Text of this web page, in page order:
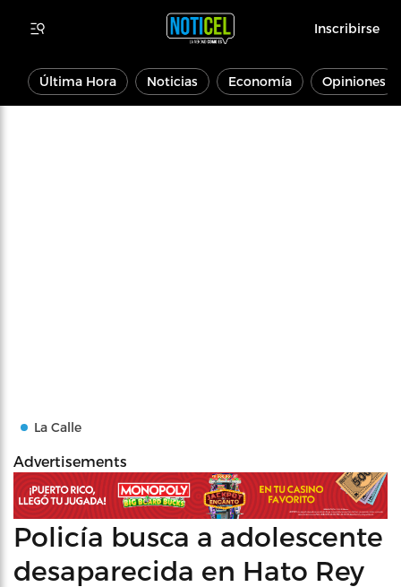
Inscribirse
Última Hora Noticias Economía Opiniones
La Calle
Advertisements
Policía busca a adolescente
desaparecida en Hato Rey